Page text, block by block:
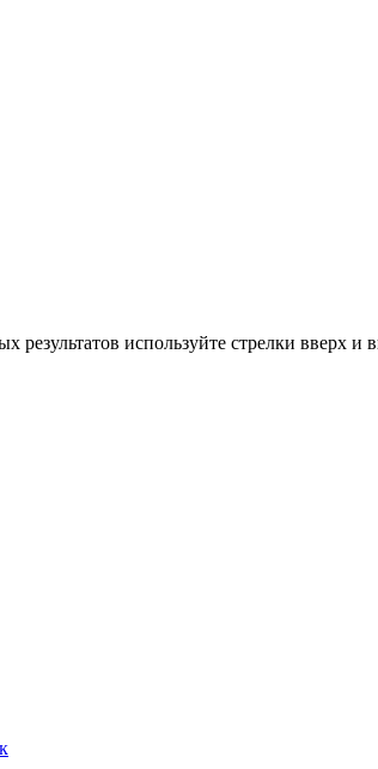
результатов используйте стрелки вверх